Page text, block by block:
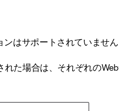
はサポートされていません
た場合は、それぞれの